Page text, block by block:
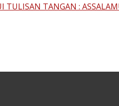
TULISAN TANGAN :